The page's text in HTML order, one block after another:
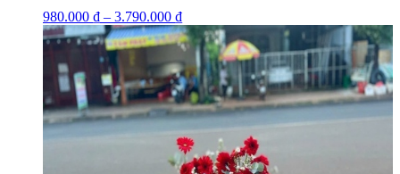
980.000 ₫ – 3.790.000 ₫